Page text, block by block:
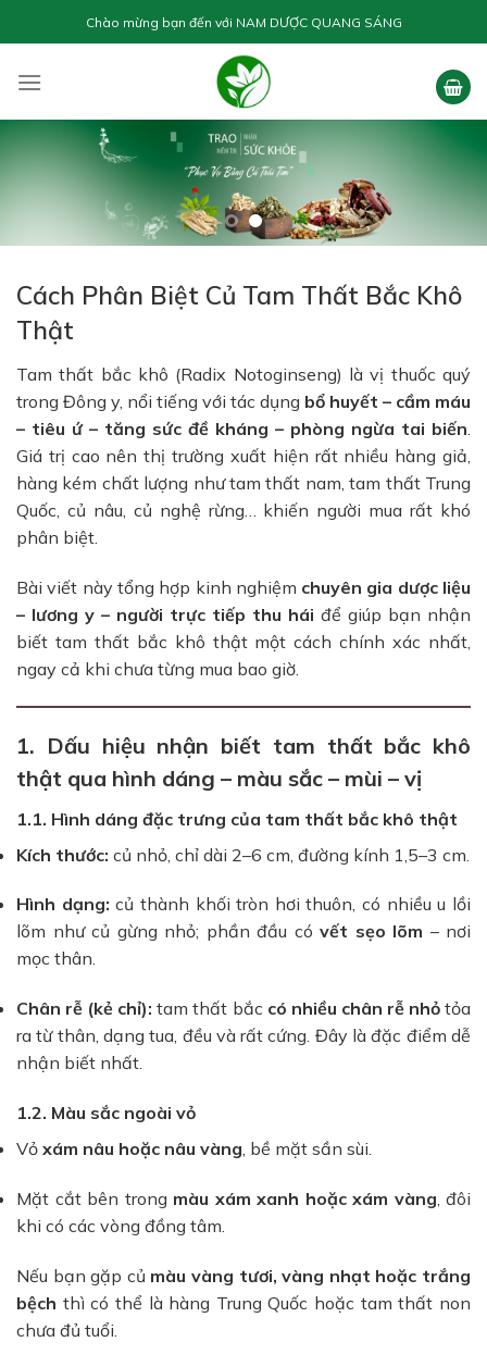
to
Chào mừng bạn đến với NAM DƯỢC QUANG SÁNG
Cách Phân Biệt Củ Tam Thất Bắc Khô
Thật
Tam thất bắc khô (Radix Notoginseng) là vị thuốc quý
trong Đông y, nổi tiếng với tác dụng bổ huyết – cầm máu
– tiêu ứ – tăng sức đề kháng – phòng ngừa tai biến
Giá trị cao nên thị trường xuất hiện rất nhiều hàng giả,
hàng kém chất lượng như tam thất nam, tam thất Trung
Quốc, củ nâu, củ nghệ rừng… khiến người mua rất khó
phân biệt.
Bài viết này tổng hợp kinh nghiệm chuyên gia dược liệu
– lương y – người trực tiếp thu hái để giúp bạn nhận
biết tam thất bắc khô thật một cách chính xác nhất,
ngay cả khi chưa từng mua bao giờ.
1. Dấu hiệu nhận biết tam thất bắc khô
thật qua hình dáng – màu sắc – mùi – vị
1.1. Hình dáng đặc trưng của tam thất bắc khô thật
Kích thước: củ nhỏ, chỉ dài 2–6 cm, đường kính 1,5–3 cm.
Hình dạng: củ thành khối tròn hơi thuôn, có nhiều u lồi
lõm như củ gừng nhỏ; phần đầu có vết sẹo lõm – nơi
mọc thân.
Chân rễ (kẻ chỉ): tam thất bắc có nhiều chân rễ nhỏtỏa
ra từ thân, dạng tua, đều và rất cứng. Đây là đặc điểm dễ
nhận biết nhất.
1.2. Màu sắc ngoài vỏ
Vỏ xám nâu hoặc nâu vàng , bề mặt sần sùi.
Mặt cắt bên trong màu xám xanh hoặc xám vàng , đôi
khi có các vòng đồng tâm.
Nếu bạn gặp củ màu vàng tươi, vàng nhạt hoặc trắng
bệch thì có thể là hàng Trung Quốc hoặc tam thất non
chưa đủ tuổi.